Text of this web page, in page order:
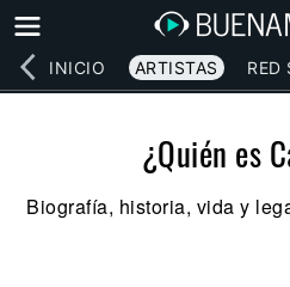
INICIO ARTISTAS RED
¿Quién es
Biografía, historia, vida y